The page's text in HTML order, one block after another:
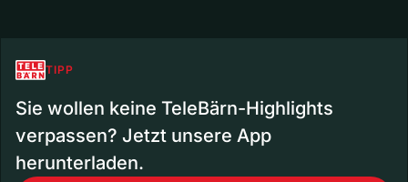
TIPP
Sie wollen keine TeleBärn-Highlights
verpassen? Jetzt unsere App
herunterladen.